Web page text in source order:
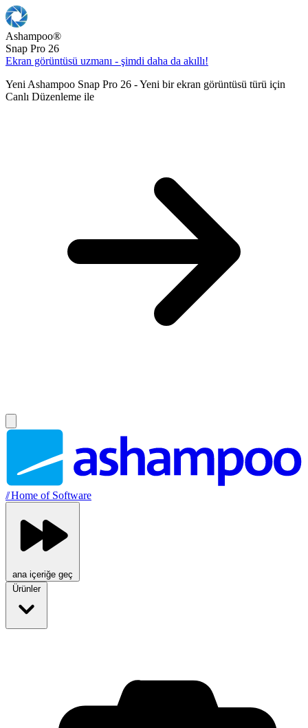
Ashampoo®
Snap Pro 26
Ekran görüntüsü uzmanı - şimdi daha da akıllı!
Yeni Ashampoo Snap Pro 26 - Yeni bir ekran görüntüsü türü için
Canlı Düzenleme ile
//Home of Software
ana içeriğe geç
Ürünler